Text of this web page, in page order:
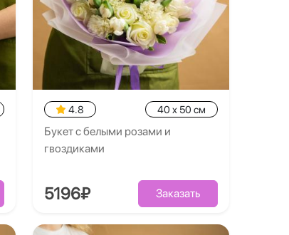
4.8 40 x 50 см
Букет с белыми розами и
гвоздиками
5196₽ Заказать